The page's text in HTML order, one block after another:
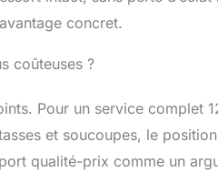
concret.
coûteuses ?
Pour un service complet
et soucoupes, le
qualité-prix comme un